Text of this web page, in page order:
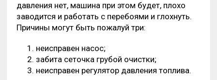
давления нет, машина при этом будет, плохо
заводится и работать с перебоями и глохнуть.
Причины могут быть пожалуй три:
неисправен насос;
забита сеточка грубой очистки;
неисправен регулятор давления топлива.